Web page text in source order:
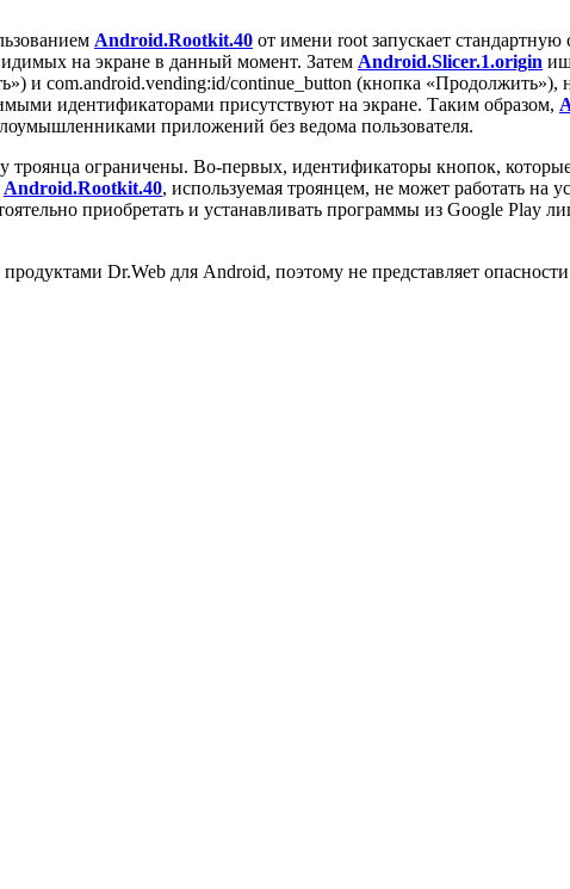
Android.Rootkit.40 от имени root запускает
на экране в данный момент. Затем Android.Slicer.1.origin
и com.android.vending:id/continue_button (кнопка «Продолжить»),
идентификаторами присутствуют на экране. Таким образом,
приложений без ведома пользователя.
ограничены. Во-первых, идентификаторы кнопок,
Android.Rootkit.40, используемая троянцем, не может работать на
приобретать и устанавливать программы из Google Play
Dr.Web для Android, поэтому не представляет